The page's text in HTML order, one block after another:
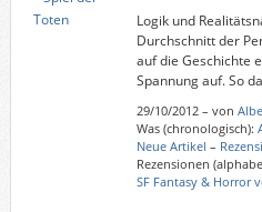
Logik und
Durchschnitt der
auf die Geschichte
Spannung auf. So
29/10/2012– von
Was (chronologisch):
Neue Artikel –
Rezensionen
SF Fantasy & Horror